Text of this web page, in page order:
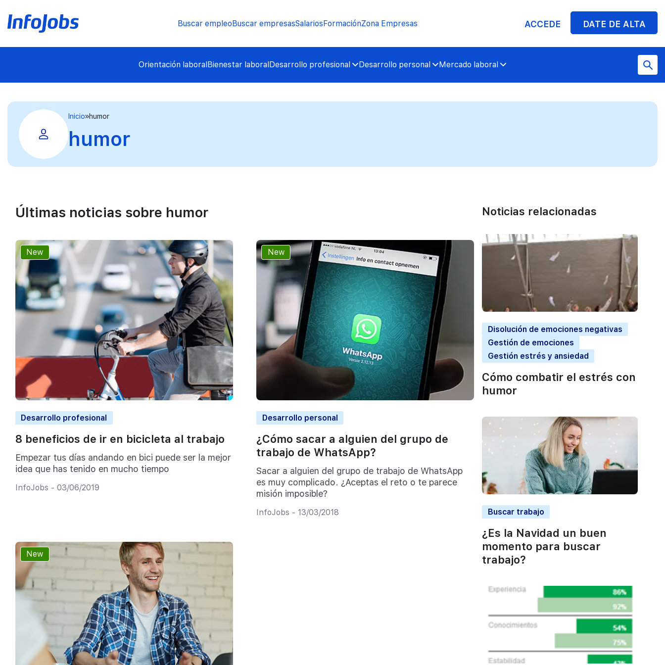
Buscar empleoBuscar empresasSalariosFormaciónZona Empresas ACCEDE DATE DE ALTA
Orientación laboralBienestar laboralDesarrollo profesional Desarrollo personal Mercado laboral
Inicio humor
humor
Últimas noticias sobre humor
New
Desarrollo profesional
8 beneficios de ir en bicicleta al trabajo
Empezar tus días andando en bici puede ser la mejor
idea que has tenido en mucho tiempo
InfoJobs - 03/06/2019
New
Desarrollo personal
¿Cómo sacar a alguien del grupo de
trabajo de WhatsApp?
Sacar a alguien del grupo de trabajo de WhatsApp
es muy complicado. ¿Aceptas el reto o te parece
misión imposible?
InfoJobs - 13/03/2018
New
Noticias relacionadas
Disolución de emociones negativas
Gestión de emociones
Gestión estrés y ansiedad
Cómo combatir el estrés con
humor
Buscar trabajo
¿Es la Navidad un buen
momento para buscar
trabajo?